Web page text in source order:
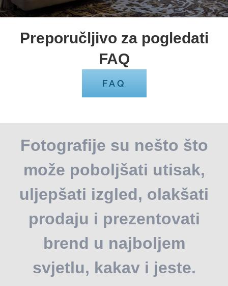
Preporučljivo za pogledati
FAQ
FAQ
Fotografije su nešto što
može poboljšati utisak,
uljepšati izgled, olakšati
prodaju i prezentovati
brend u najboljem
svjetlu, kakav i jeste.